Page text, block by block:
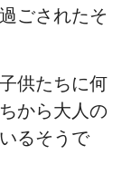
ごされたそ
供たちに何
から大人の
るそうで